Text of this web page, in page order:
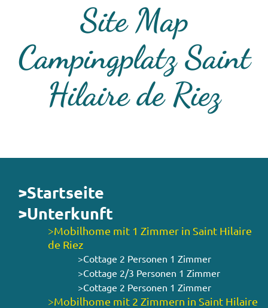
Site Map
Campingplatz Saint
Hilaire de Riez
>Startseite
>Unterkunft
>Mobilhome mit 1 Zimmer in Saint Hilaire
de Riez
>Cottage 2 Personen 1 Zimmer
>Cottage 2/3 Personen 1 Zimmer
>Cottage 2 Personen 1 Zimmer
>Mobilhome mit 2 Zimmern in Saint Hilaire